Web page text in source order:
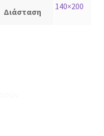
Διάσταση
140×200